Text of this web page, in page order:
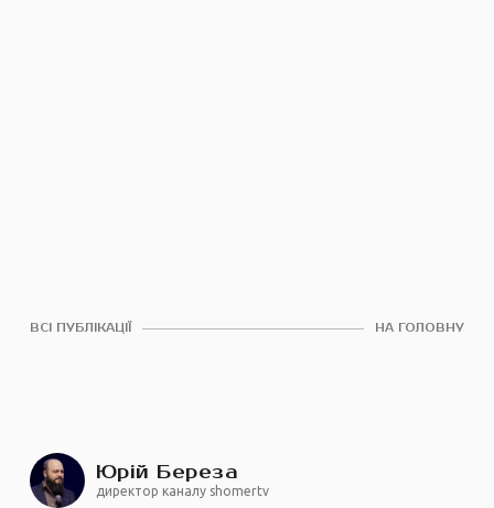
ВСІ ПУБЛІКАЦІЇ НА ГОЛОВНУ
Юрій Береза
директор каналу shomertv